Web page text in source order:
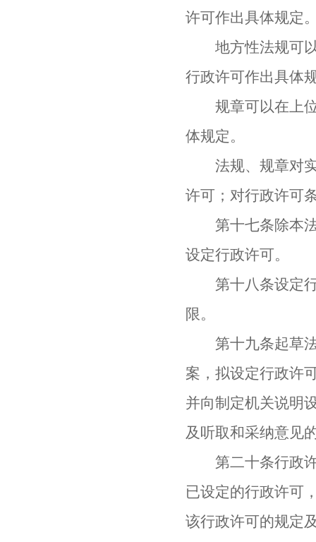
许可作出具体规定
地方性法规可以
行政许可作出具体
规章可以在上位
体规定。
法规、规章对实
许可；对行政许可
第十七条除本法
设定行政许可。
第十八条设定行
限。
第十九条起草法
案，拟设定行政许
并向制定机关说明
及听取和采纳意见
第二十条行政许
已设定的行政许可
该行政许可的规定